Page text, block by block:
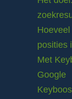
posities
Met
Google